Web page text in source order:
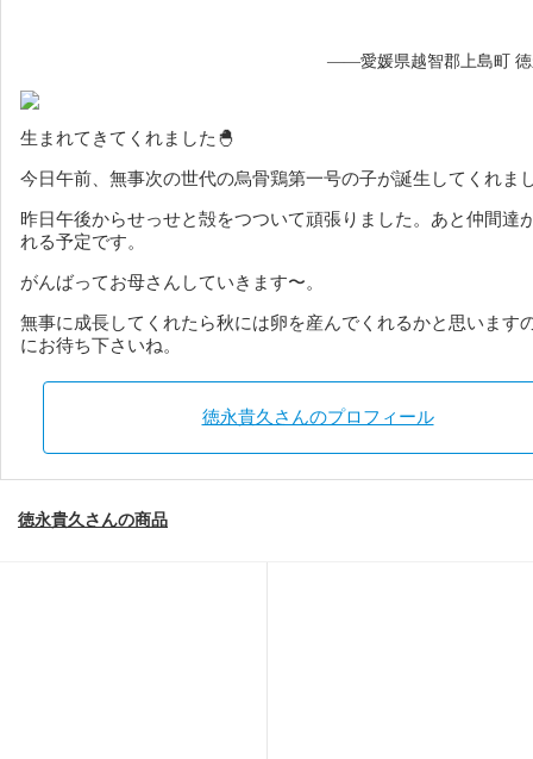
——愛媛県越智郡上島町 徳
生まれてきてくれました🐣
今日午前、無事次の世代の烏骨鶏第一号の子が誕生してくれま
昨日午後からせっせと殻をつついて頑張りました。 あと仲間達
れる予定です。
がんばってお母さんしていきます〜。
無事に成長してくれたら秋には卵を産んでくれるかと思います
にお待ち下さいね。
徳永貴久さんのプロフィール
徳永貴久さんの商品